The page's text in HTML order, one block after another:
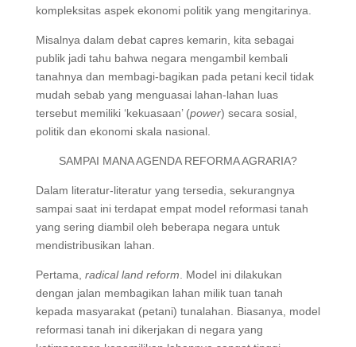
kompleksitas aspek ekonomi politik yang mengitarinya.
Misalnya dalam debat capres kemarin, kita sebagai
publik jadi tahu bahwa negara mengambil kembali
tanahnya dan membagi-bagikan pada petani kecil tidak
mudah sebab yang menguasai lahan-lahan luas
tersebut memiliki ‘kekuasaan’ (power) secara sosial,
politik dan ekonomi skala nasional.
SAMPAI MANA AGENDA REFORMA AGRARIA?
Dalam literatur-literatur yang tersedia, sekurangnya
sampai saat ini terdapat empat model reformasi tanah
yang sering diambil oleh beberapa negara untuk
mendistribusikan lahan.
Pertama, radical land reform . Model ini dilakukan
dengan jalan membagikan lahan milik tuan tanah
kepada masyarakat (petani) tunalahan. Biasanya, model
reformasi tanah ini dikerjakan di negara yang